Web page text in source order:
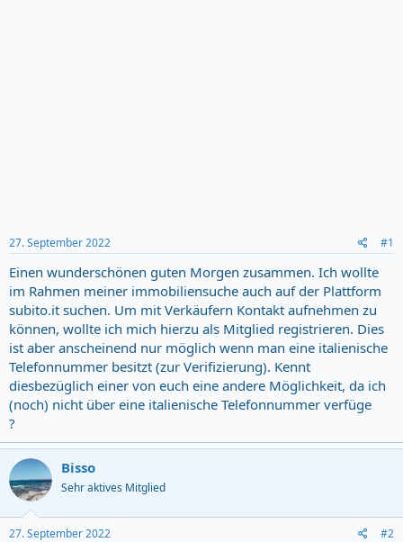
27. September 2022 #1
Einen wunderschönen guten Morgen zusammen. Ich wollte
im Rahmen meiner immobiliensuche auch auf der Plattform
subito.it suchen. Um mit Verkäufern Kontakt aufnehmen zu
können, wollte ich mich hierzu als Mitglied registrieren. Dies
ist aber anscheinend nur möglich wenn man eine italienische
Telefonnummer besitzt (zur Verifizierung). Kennt
diesbezüglich einer von euch eine andere Möglichkeit, da ich
(noch) nicht über eine italienische Telefonnummer verfüge
?
Bisso
Sehr aktives Mitglied
27. September 2022 #2